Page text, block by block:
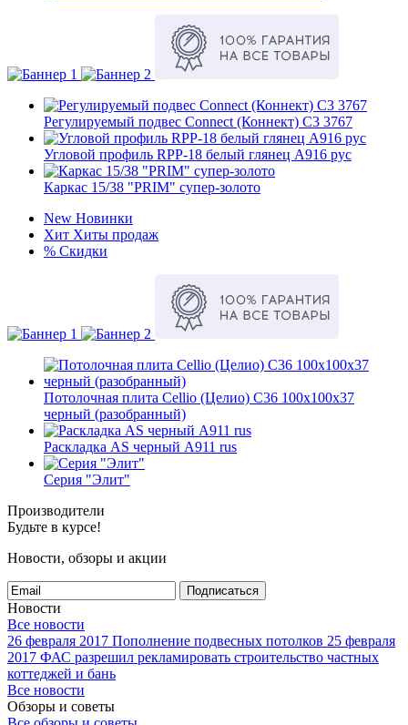
Регулируемый подвес Connect (Коннект) C3 3767
Угловой профиль RPP-18 белый глянец А916 рус
Каркас 15/38 "PRIM" супер-золото
New Новинки
Хит Хиты продаж
% Скидки
Потолочная плита Cellio (Целио) C36 100x100x37
черный (разобранный)
Раскладка AS черный А911 rus
Серия "Элит"
Производители
Будьте в курсе!
Новости, обзоры и акции
Подписаться
Новости
Все новости
26 февраля 2017 Пополнение подвесных потолков 25 февраля
2017 ФАС разрешил рекламировать строительство частных
коттеджей и бань
Все новости
Обзоры и советы